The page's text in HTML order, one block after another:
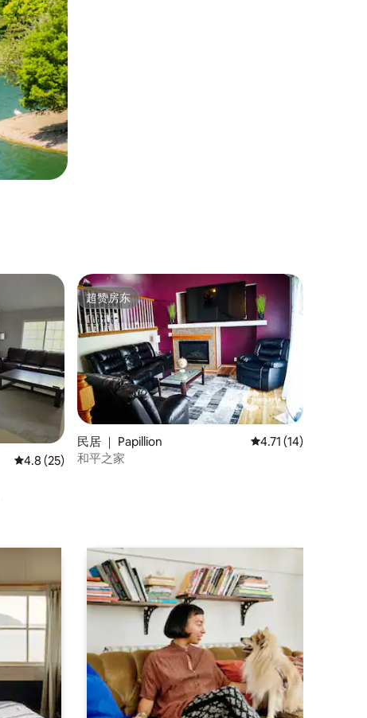
平均评分 4.8 分（满分 5 分），共 25 条评价
4.8 (25)
超赞房东
超赞房东
民居 ｜ Papillion 平均评分 4.71 分（满
4.71 (14)
和平之家